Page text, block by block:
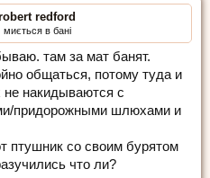
redford
миється в бані
там за мат банят.
общаться, потому туда и
не накидываются с
придорожными шлюхами и
птушник со своим бурятом
что ли?